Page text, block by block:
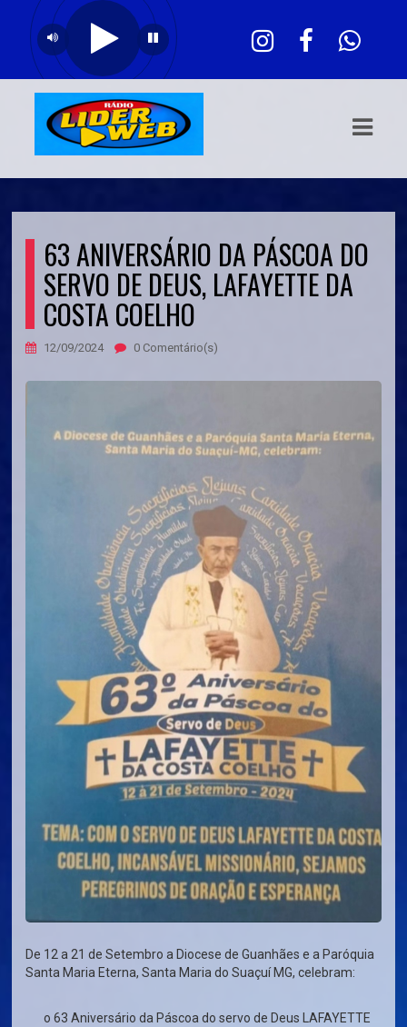
63 ANIVERSÁRIO DA PÁSCOA DO
SERVO DE DEUS, LAFAYETTE DA
COSTA COELHO
12/09/2024 0 Comentário(s)
De 12 a 21 de Setembro a Diocese de Guanhães e a Paróquia
Santa Maria Eterna, Santa Maria do Suaçuí MG, celebram:
o 63 Aniversário da Páscoa do servo de Deus LAFAYETTE